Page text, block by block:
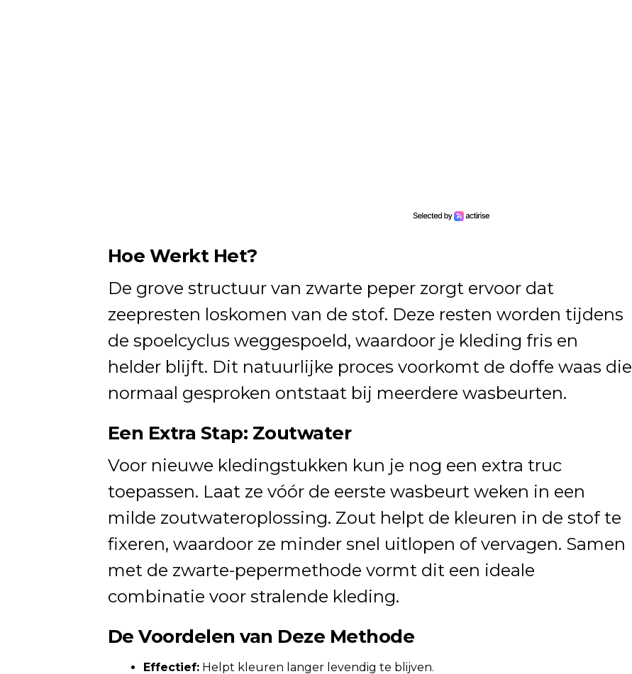
Hoe Werkt Het?
De grove structuur van zwarte peper zorgt ervoor dat
zeepresten loskomen van de stof. Deze resten worden tijdens
de spoelcyclus weggespoeld, waardoor je kleding fris en
helder blijft. Dit natuurlijke proces voorkomt de doffe waas die
normaal gesproken ontstaat bij meerdere wasbeurten.
Een Extra Stap: Zoutwater
Voor nieuwe kledingstukken kun je nog een extra truc
toepassen. Laat ze vóór de eerste wasbeurt weken in een
milde zoutwateroplossing. Zout helpt de kleuren in de stof te
fixeren, waardoor ze minder snel uitlopen of vervagen. Samen
met de zwarte-pepermethode vormt dit een ideale
combinatie voor stralende kleding.
De Voordelen van Deze Methode
Effectief: Helpt kleuren langer levendig te blijven.